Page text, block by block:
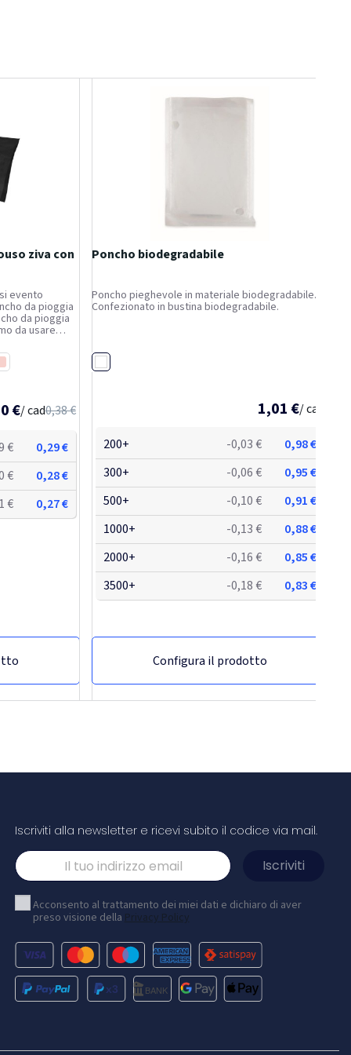
ziva con
evento
da pioggia
da pioggia
da usare
festival
€/ cad0,38 €
€
0,29 €
€
0,28 €
€
0,27 €
Poncho biodegradabile
Poncho pieghevole in materiale biodegradabile.
Confezionato in bustina biodegradabile.
1,01 €/ cad
200+ -0,03 €
0,98 €
300+
-0,06 €
0,95 €
500+
-0,10 €
0,91 €
1000+
-0,13 €
0,88 €
2000+
-0,16 €
0,85 €
3500+
-0,18 € 0,83 €
Configura il prodotto
tolo in
con due
e versatile,
Ha un'ottima
cotone e al
Ombrello presley in rpet. 23"", pieghevole
NeroBiancoGrigio scuro
Blu navy
Iscriviti alla newsletter e ricevi subito il codice via mail.
Acconsento al trattamento dei miei dati e dichiaro di aver
preso visione della Privacy Policy